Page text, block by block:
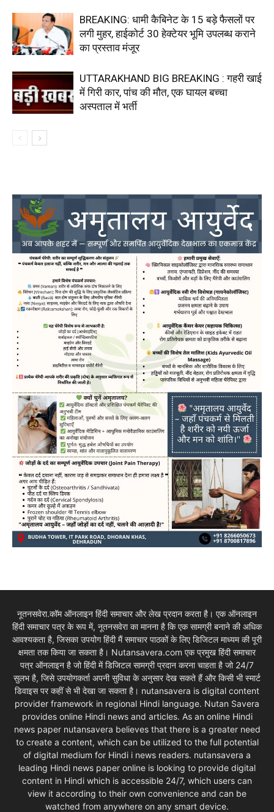
BREAKING: धामी कैबिनेट के 15 बड़े फैसलों पर
लगी मुहर, हाईकोर्ट 30 हेक्टेयर भूमि उपलब्ध कराने
का प्रस्ताव मंजूर
UTTARAKHAND BIG BREAKING : गहरी खाई
में गिरी कार, पांच की मौत, एक घायल बच्चा
अस्पताल में भर्ती
नूतनसवेरा.कॉम ऑनलाइन हिंदी समाचार और लेख प्रदान करता है। एक ऑनलाइन
हिंदी समाचार पत्र के रूप में, नूतनसवेरा का मानना है कि एक सामग्री बनाने की अधिक
आवश्यकता है, जिसका उपयोग हिंदी मैं समाचार पाठकों के लिए डिजिटल माध्यम की पूरी
क्षमता तक किया जा सकता है। Nutansavera.com एक प्रमुख हिंदी समाचार
पत्र ऑनलाइन है जो हिंदी में डिजिटल सामग्री प्रदान करना चाहता है जो 24/7
सुलभ है, जिसे उपयोगकर्ता अपनी सुविधा के अनुसार देख सकते हैं और किसी भी स्मार्ट
डिवाइस पर कहीं से भी देखा जा सकता है। nutansavera is digital content
provider framework in regional Hindi language. Nutan Savera
provides online Hindi news and articles. As an online Hindi
news paper nutansavera believes that there is a greater need
to create a content, which can be utilized to the full potential
of digital medium for Hindi i news readers. nutansavera a
leading Hindi news paper online is looking to provide digital
content in Hindi which is accessible 24/7, which users can
view it according to their own convenience and can be
watched from anywhere on any smart device.